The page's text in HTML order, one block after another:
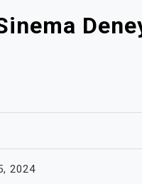
2024